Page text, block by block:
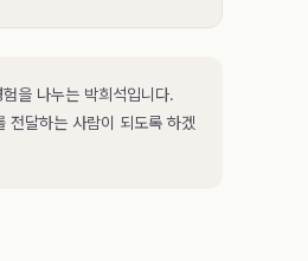
을 나누는 박희석입니다.
달하는 사람이 되도록 하겠